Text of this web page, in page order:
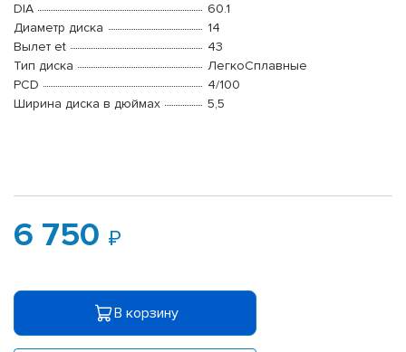
DIA
60.1
Диаметр диска
14
Вылет et
43
Тип диска
ЛегкоСплавные
PCD
4/100
Ширина диска в дюймах
5,5
6 750
В корзину